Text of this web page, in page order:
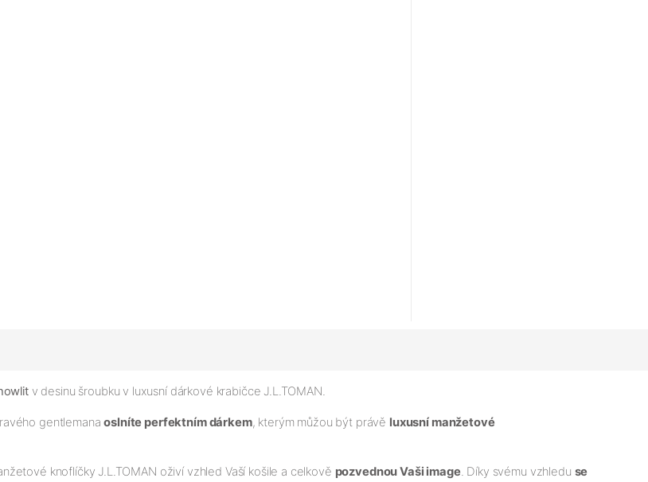
v desinu šroubku v luxusní dárkové krabičce J.L.TOMAN.
gentlemanaoslníte perfektním dárkem, kterým můžou být právě luxusní manžetové
knoflíčky J.L.TOMAN oživí vzhled Vaší košile a celkově pozvednou Vaši image. Díky svému vzhledu se